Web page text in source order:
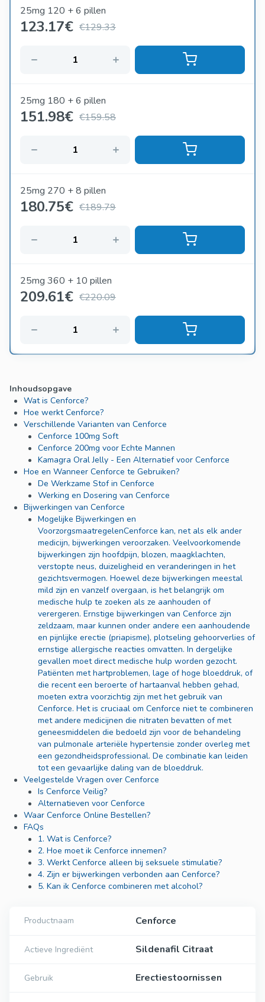
25mg 120 + 6 pillen
123.17€ €129.33
25mg 180 + 6 pillen
151.98€ €159.58
25mg 270 + 8 pillen
180.75€ €189.79
25mg 360 + 10 pillen
209.61€ €220.09
Inhoudsopgave
Wat is Cenforce?
Hoe werkt Cenforce?
Verschillende Varianten van Cenforce
Cenforce 100mg Soft
Cenforce 200mg voor Echte Mannen
Kamagra Oral Jelly - Een Alternatief voor Cenforce
Hoe en Wanneer Cenforce te Gebruiken?
De Werkzame Stof in Cenforce
Werking en Dosering van Cenforce
Bijwerkingen van Cenforce
Mogelijke Bijwerkingen en
VoorzorgsmaatregelenCenforce kan, net als elk ander
medicijn, bijwerkingen veroorzaken. Veelvoorkomende
bijwerkingen zijn hoofdpijn, blozen, maagklachten,
verstopte neus, duizeligheid en veranderingen in het
gezichtsvermogen. Hoewel deze bijwerkingen meestal
mild zijn en vanzelf overgaan, is het belangrijk om
medische hulp te zoeken als ze aanhouden of
verergeren. Ernstige bijwerkingen van Cenforce zijn
zeldzaam, maar kunnen onder andere een aanhoudende
en pijnlijke erectie (priapisme), plotseling gehoorverlies of
ernstige allergische reacties omvatten. In dergelijke
gevallen moet direct medische hulp worden gezocht.
Patiënten met hartproblemen, lage of hoge bloeddruk, of
die recent een beroerte of hartaanval hebben gehad,
moeten extra voorzichtig zijn met het gebruik van
Cenforce. Het is cruciaal om Cenforce niet te combineren
met andere medicijnen die nitraten bevatten of met
geneesmiddelen die bedoeld zijn voor de behandeling
van pulmonale arteriële hypertensie zonder overleg met
een gezondheidsprofessional. De combinatie kan leiden
tot een gevaarlijke daling van de bloeddruk.
Veelgestelde Vragen over Cenforce
Is Cenforce Veilig?
Alternatieven voor Cenforce
Waar Cenforce Online Bestellen?
FAQs
1. Wat is Cenforce?
2. Hoe moet ik Cenforce innemen?
3. Werkt Cenforce alleen bij seksuele stimulatie?
4. Zijn er bijwerkingen verbonden aan Cenforce?
5. Kan ik Cenforce combineren met alcohol?
Productnaam Cenforce
Actieve Ingrediënt Sildenafil Citraat
Gebruik Erectiestoornissen